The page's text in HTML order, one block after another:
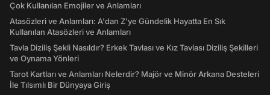
Çok Kullanılan Emojiler ve Anlamları
Atasözleri ve Anlamları: A'dan Z'ye Gündelik Hayatta En Sık
Kullanılan Atasözleri ve Anlamları
Tavla Diziliş Şekli Nasıldır? Erkek Tavlası ve Kız Tavlası Diziliş Şekilleri
ve Oynama Yönleri
Tarot Kartları ve Anlamları Nelerdir? Majör ve Minör Arkana Desteleri
İle Tılsımlı Bir Dünyaya Giriş